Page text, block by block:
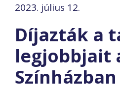
2023. július 12.
Díjazták a
legjobbjait
Színházban